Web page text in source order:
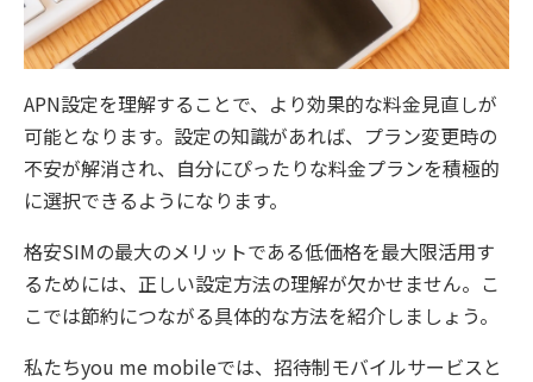
APN設定を理解することで、より効果的な料金見直しが
可能となります。設定の知識があれば、プラン変更時の
不安が解消され、自分にぴったりな料金プランを積極的
に選択できるようになります。
格安SIMの最大のメリットである低価格を最大限活用す
るためには、正しい設定方法の理解が欠かせません。こ
こでは節約につながる具体的な方法を紹介しましょう。
私たちyou me mobileでは、招待制モバイルサービスと